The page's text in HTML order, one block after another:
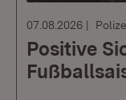
07.08.2026
Positive